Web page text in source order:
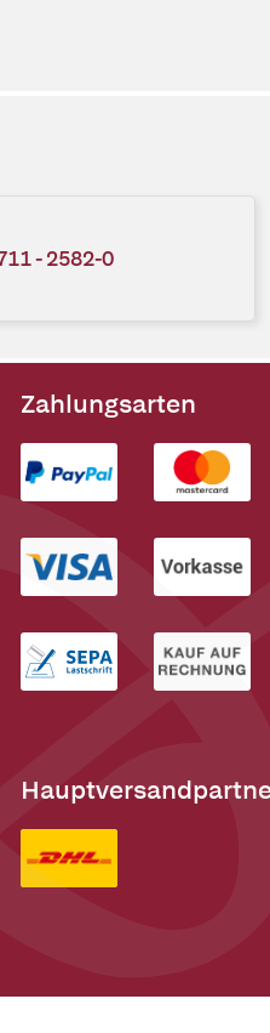
- 2582-0
Zahlungsarten